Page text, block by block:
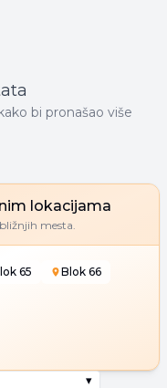
bi pronašao više
lokacijama
mesta.
65
Blok 66
▾